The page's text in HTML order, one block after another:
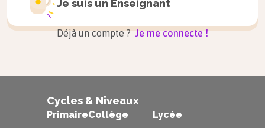
finiraitIlsfiniraient
verrais
verrais
Nous verrions
Vousverriez
Je suis un Enseignant
Déjà un compte ? Je me connecte !
Cycles & Niveaux
PrimaireCollège Lycée